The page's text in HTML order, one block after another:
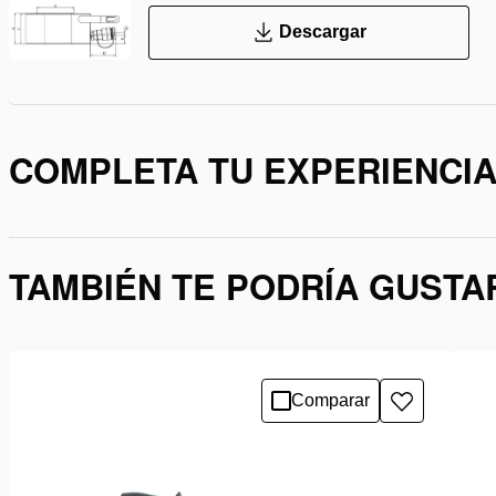
Descargar
COMPLETA TU
TAMBIÉN TE PODRÍA
Comparar
Añadir
a